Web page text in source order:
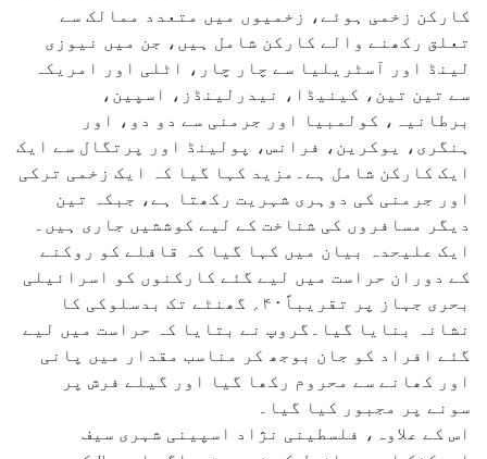
کارکن زخمی ہوئے، زخمیوں میں متعدد ممالک سے
تعلق رکھنے والے کارکن شامل ہیں، جن میں نیوزی
لینڈ اور آسٹریلیا سے چار چار، اٹلی اور امریکہ
سے تین تین، کینیڈا، نیدرلینڈز، اسپین،
برطانیہ، کولمبیا اور جرمنی سے دو دو، اور
ہنگری، یوکرین، فرانس، پولینڈ اور پرتگال سے ایک
ایک کارکن شامل ہے۔مزید کہا گیا کہ ایک زخمی ترکی
اور جرمنی کی دوہری شہریت رکھتا ہے، جبکہ تین
دیگر مسافروں کی شناخت کے لیے کوششیں جاری ہیں۔
ایک علیحدہ بیان میں کہا گیا کہ قافلے کو روکنے
کے دوران حراست میں لیے گئے کارکنوں کو اسرائیلی
بحری جہاز پر تقریباً۴۰؍ گھنٹے تک بدسلوکی کا
نشانہ بنایا گیا۔گروپ نے بتایا کہ حراست میں لیے
گئے افراد کو جان بوجھ کر مناسب مقدار میں پانی
اور کھانے سے محروم رکھا گیا اور گیلے فرش پر
سونے پر مجبور کیا گیا۔
اس کے علاوہ، فلسطینی نژاد اسپینی شہری سیف